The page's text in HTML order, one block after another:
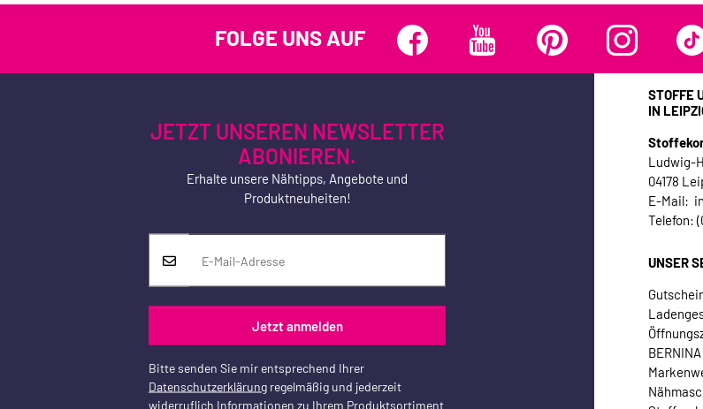
FOLGE UNS AUF
JETZT UNSEREN NEWSLETTER
ABONIEREN.
Erhalte unsere Nähtipps, Angebote und
Produktneuheiten!
Jetzt anmelden
Bitte senden Sie mir entsprechend Ihrer
Datenschutzerklärung regelmäßig und jederzeit
widerruflich Informationen zu Ihrem Produktsortiment
STOFFE
IN
Ludwig-
04178
E-Mail:
Telefon:
UNSER